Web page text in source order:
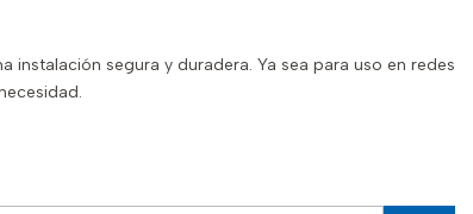
segura y duradera. Ya sea para uso en redes